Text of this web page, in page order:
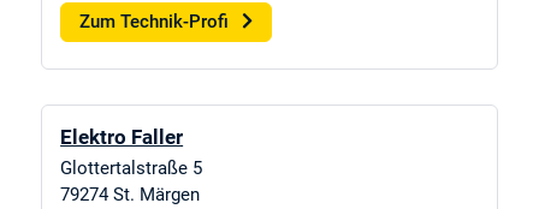
Zum Technik-Profi
Elektro Faller
Glottertalstraße 5
79274 St. Märgen